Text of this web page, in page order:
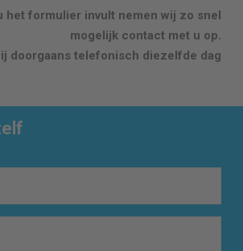
het formulier invult nemen wij zo snel
mogelijk contact met u op.
doorgaans telefonisch diezelfde dag